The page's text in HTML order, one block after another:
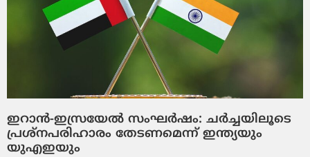
ഇറാൻ-ഇസ്രയേൽ സംഘർഷം: ചർച്ചയിലൂടെ
പ്രശ്നപരിഹാരം തേടണമെന്ന് ഇന്ത്യയും
യുഎഇയും